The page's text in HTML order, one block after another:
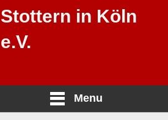
Stottern in Köln
e.V.
Menu